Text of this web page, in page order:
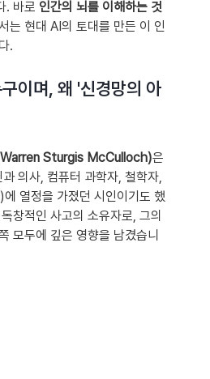
. 바로 인간의 뇌를 이해하는 것
는 현대 AI의 토대를 만든 이 인
.
이며, 왜 '신경망의 아
Sturgis McCulloch)은
의사, 컴퓨터 과학자, 철학자,
열정을 가졌던 시인이기도 했
창적인 사고의 소유자로, 그의
모두에 깊은 영향을 남겼습니